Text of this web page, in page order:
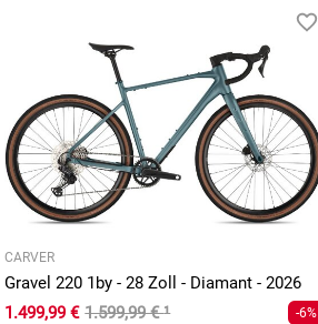
CARVER
Gravel 220 1by - 28 Zoll - Diamant - 2026
1.499,99 € 1.599,99 €¹ -6%